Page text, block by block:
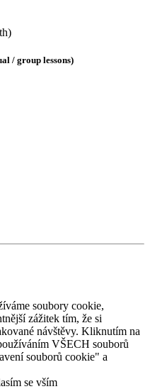
/ group lessons)
soubory cookie,
zážitek tím, že si
návštěvy. Kliknutím na
VŠECH souborů
souborů cookie" a
se vším